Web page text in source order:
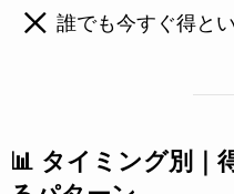
誰でも今すぐ得と
📊 タイミング別｜